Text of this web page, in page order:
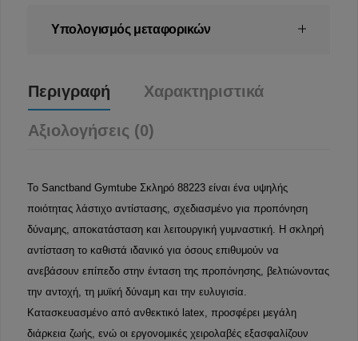
Υπολογισμός μεταφορικών
Περιγραφή Χαρακτηριστικά
Αξιολογήσεις (0)
Το Sanctband Gymtube Σκληρό 88223 είναι ένα υψηλής
ποιότητας λάστιχο αντίστασης, σχεδιασμένο για προπόνηση
δύναμης, αποκατάσταση και λειτουργική γυμναστική. Η σκληρή
αντίσταση το καθιστά ιδανικό για όσους επιθυμούν να
ανεβάσουν επίπεδο στην ένταση της προπόνησης, βελτιώνοντας
την αντοχή, τη μυϊκή δύναμη και την ευλυγισία.
Κατασκευασμένο από ανθεκτικό latex, προσφέρει μεγάλη
διάρκεια ζωής, ενώ οι εργονομικές χειρολαβές εξασφαλίζουν